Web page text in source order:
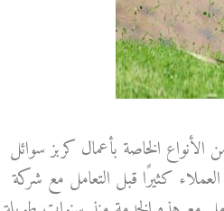
الأنواع الخاصة بأعمال كربز سوائل
كثيرًا قبل التعامل مع شركة